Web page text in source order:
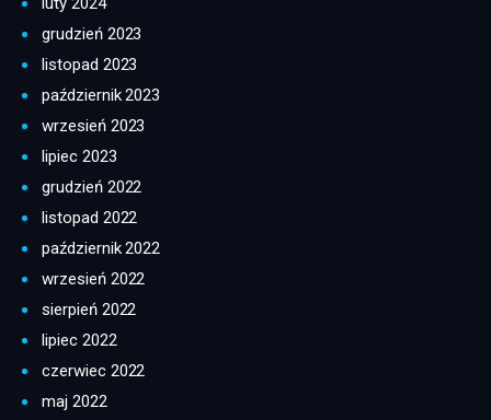
grudzień 2023
listopad 2023
październik 2023
wrzesień 2023
lipiec 2023
grudzień 2022
listopad 2022
październik 2022
wrzesień 2022
sierpień 2022
lipiec 2022
czerwiec 2022
maj 2022